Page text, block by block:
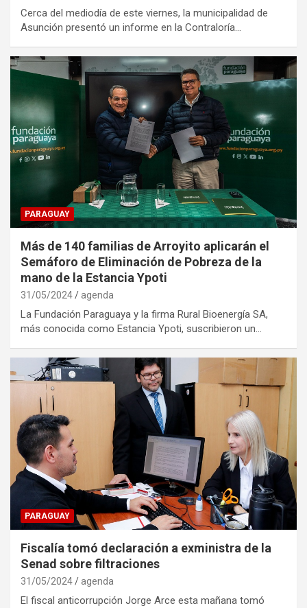
Cerca del mediodía de este viernes, la municipalidad de
Asunción presentó un informe en la Contraloría…
PARAGUAY
Más de 140 familias de Arroyito aplicarán el
Semáforo de Eliminación de Pobreza de la
mano de la Estancia Ypoti
31/05/2024 agenda
La Fundación Paraguaya y la firma Rural Bioenergía SA,
más conocida como Estancia Ypoti, suscribieron un…
PARAGUAY
Fiscalía tomó declaración a exministra de la
Senad sobre filtraciones
31/05/2024 agenda
El fiscal anticorrupción Jorge Arce esta mañana tomó